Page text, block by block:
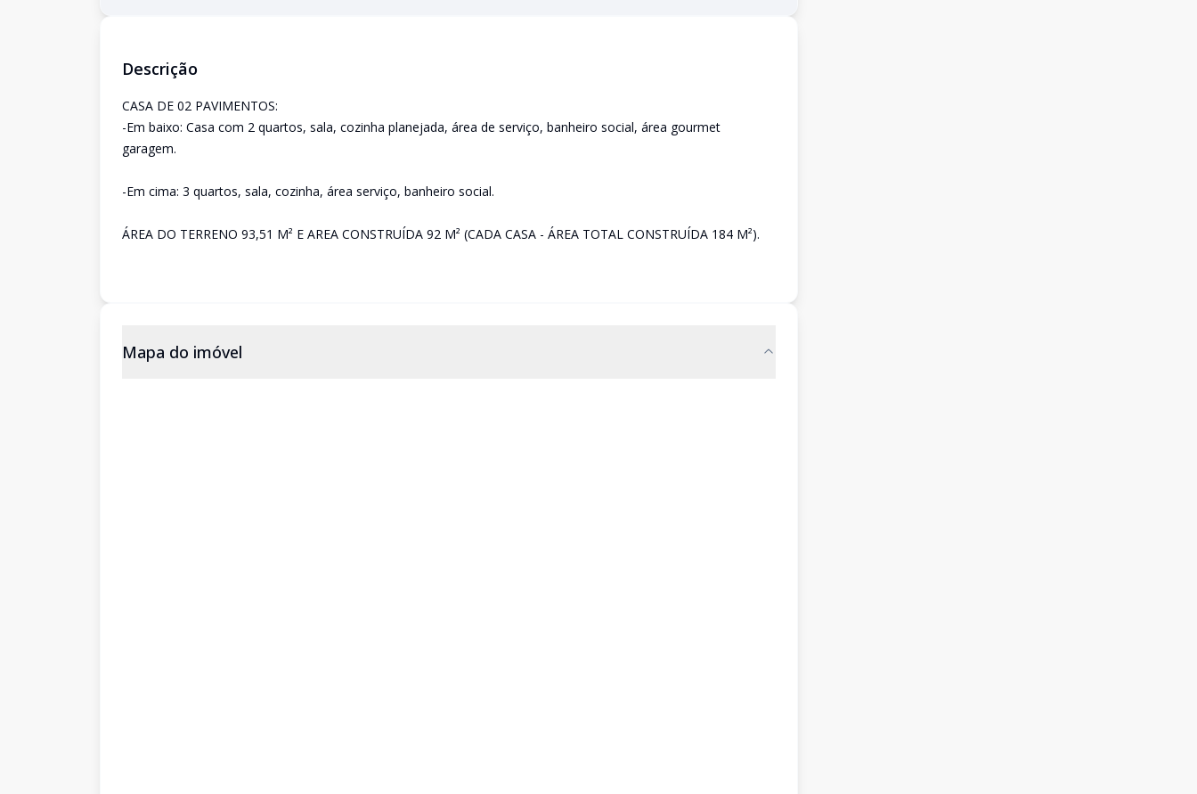
Descrição
CASA DE 02 PAVIMENTOS:
-Em baixo: Casa com 2 quartos, sala, cozinha planejada, área de serviço, banheiro social, área gourmet
garagem.
-Em cima: 3 quartos, sala, cozinha, área serviço, banheiro social.
ÁREA DO TERRENO 93,51 M² E AREA CONSTRUÍDA 92 M² (CADA CASA - ÁREA TOTAL CONSTRUÍDA 184 M²).
Mapa do imóvel